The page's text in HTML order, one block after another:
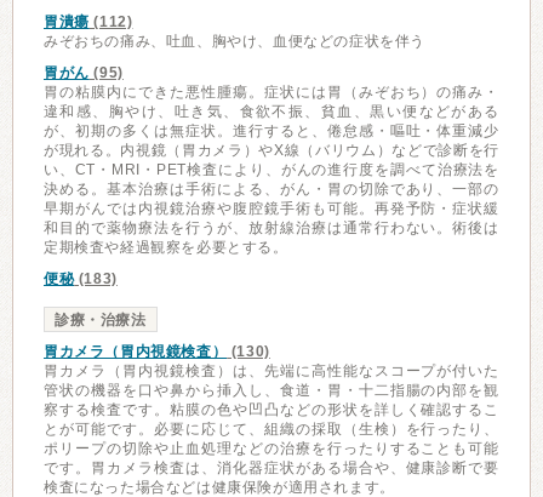
胃潰瘍 (112)
みぞおちの痛み、吐血、胸やけ、血便などの症状を伴う
胃がん (95)
胃の粘膜内にできた悪性腫瘍。症状には胃（みぞおち）の痛み・
違和感、胸やけ、吐き気、食欲不振、貧血、黒い便などがある
が、初期の多くは無症状。進行すると、倦怠感・嘔吐・体重減少
が現れる。内視鏡（胃カメラ）やX線（バリウム）などで診断を行
い、CT・MRI・PET検査により、がんの進行度を調べて治療法を
決める。基本治療は手術による、がん・胃の切除であり、一部の
早期がんでは内視鏡治療や腹腔鏡手術も可能。再発予防・症状緩
和目的で薬物療法を行うが、放射線治療は通常行わない。術後は
定期検査や経過観察を必要とする。
便秘(183)
診療・治療法
胃カメラ（胃内視鏡検査）
(130)
胃カメラ（胃内視鏡検査）は、先端に高性能なスコープが付いた
管状の機器を口や鼻から挿入し、食道・胃・十二指腸の内部を観
察する検査です。粘膜の色や凹凸などの形状を詳しく確認するこ
とが可能です。必要に応じて、組織の採取（生検）を行ったり、
ポリープの切除や止血処理などの治療を行ったりすることも可能
です。胃カメラ検査は、消化器症状がある場合や、健康診断で要
検査になった場合などは健康保険が適用されます。